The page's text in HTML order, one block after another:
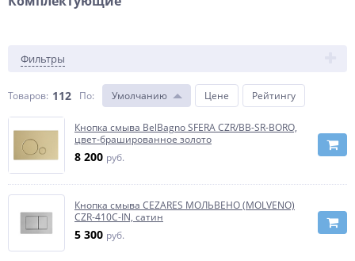
Фильтры
Товаров: 112 По: Умолчанию Цене Рейтингу
Кнопка смыва BelBagno SFERA CZR/BB-SR-BORO,
цвет-брашированное золото
8 200 руб.
Кнопка смыва CEZARES МОЛЬВЕНО (MOLVENO)
CZR-410C-IN, сатин
5 300 руб.